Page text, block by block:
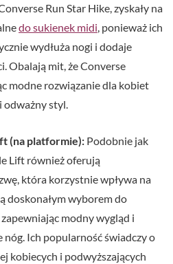
Run Star Hike, zyskały na
do sukienek midi, ponieważ ich
wydłuża nogi i dodaje
Obalają mit, że Converse
modne rozwiązanie dla kobiet
odważny styl.
(na platformie): Podobnie jak
Lift również oferują
która korzystnie wpływa na
doskonałym wyborem do
modny wygląd i
nóg. Ich popularność świadczy o
kobiecych i podwyższających